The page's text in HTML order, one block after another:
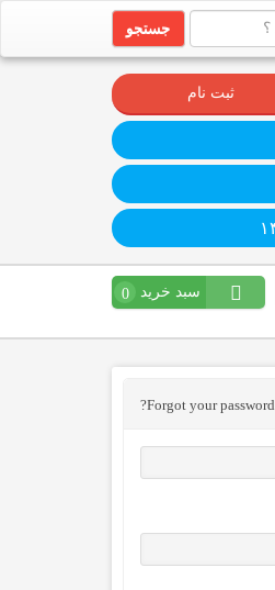
جستجو
ثبت نام
سبد خرید 0
Forgot your password?